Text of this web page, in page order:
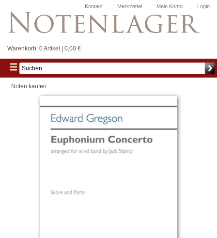
Login
Mein Konto
Merkzettel
Kontakt
Warenkorb: 0 Artikel | 0,00 €
Noten kaufen